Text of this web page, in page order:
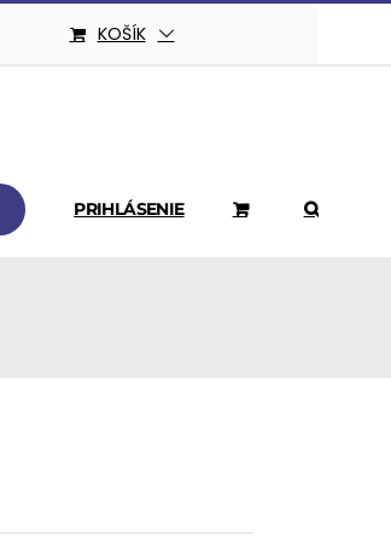
KOŠÍK
PRIHLÁSENIE